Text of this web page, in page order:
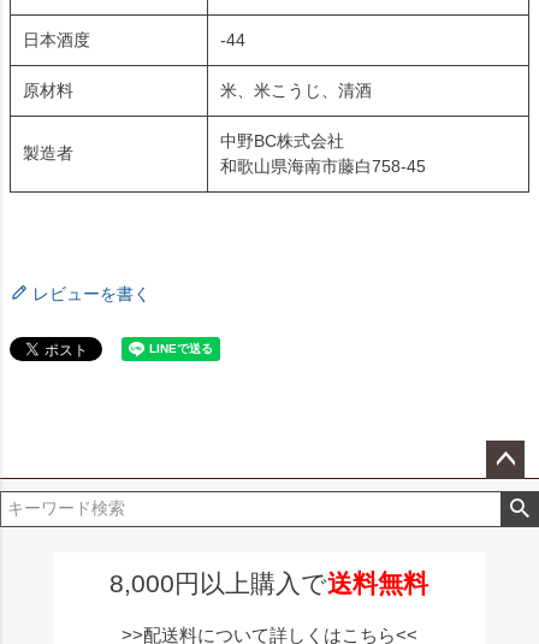
日本酒度 -44
原材料 米、米こうじ、清酒
製造者
中野BC株式会社
和歌山県海南市藤白758-45
レビューを書く
ペー
ジト
8,000円以上購入で送料無料
>>配送料について詳しくはこちら<<